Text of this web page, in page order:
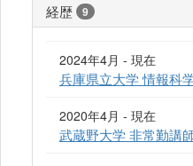
経歴 9
2024年4月 - 現在
兵庫県立大学 情報科
2020年4月 - 現在
武蔵野大学 非常勤講